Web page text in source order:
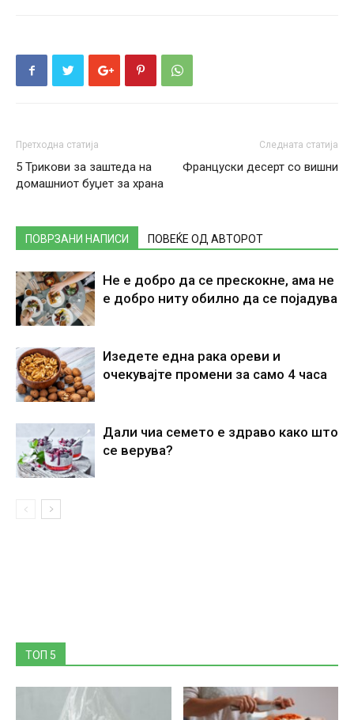
Претходна статија
5 Трикови за заштеда на
домашниот буџет за храна
Следната статија
Француски десерт со вишни
ПОВРЗАНИ НАПИСИ ПОВЕЌЕ ОД АВТОРОТ
Не е добро да се прескокне, ама не
е добро ниту обилно да се појадува
Изедете една рака ореви и
очекувајте промени за само 4 часа
Дали чиа семето е здраво како што
се верува?
ТОП 5